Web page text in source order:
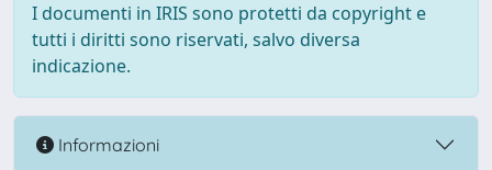
I documenti in IRIS sono protetti da copyright e
tutti i diritti sono riservati, salvo diversa
indicazione.
Informazioni